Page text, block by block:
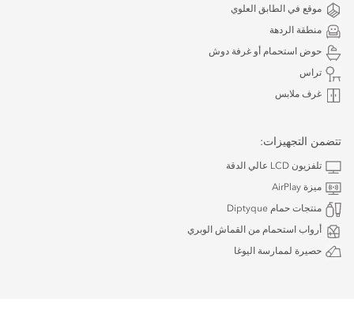
موقع في الطابق العلوي
منطقة الردهة
حوض استحمام أو غرفة دوش
تراس
غرف ملابس
تتضمن التجهيزات:
تلفزيون LCD عالي الدقة
ميزة AirPlay
منتجات حمام Diptyque
أرواب استحمام من القماش الوبري
حصيرة لممارسة اليوغا